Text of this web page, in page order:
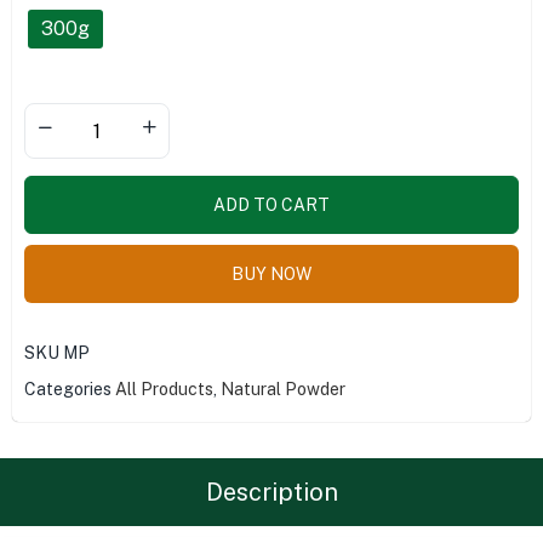
300g
ADD TO CART
BUY NOW
SKU MP
Categories All Products Natural Powder
Description